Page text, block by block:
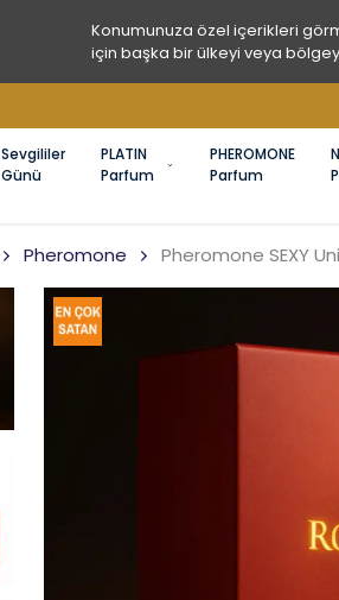
Konumunuza özel içerikleri
için başka bir ülkeyi veya
Sevgililer
Günü
PLATIN
Parfum
PHEROMONE
Parfum
Pheromone Pheromone SEXY